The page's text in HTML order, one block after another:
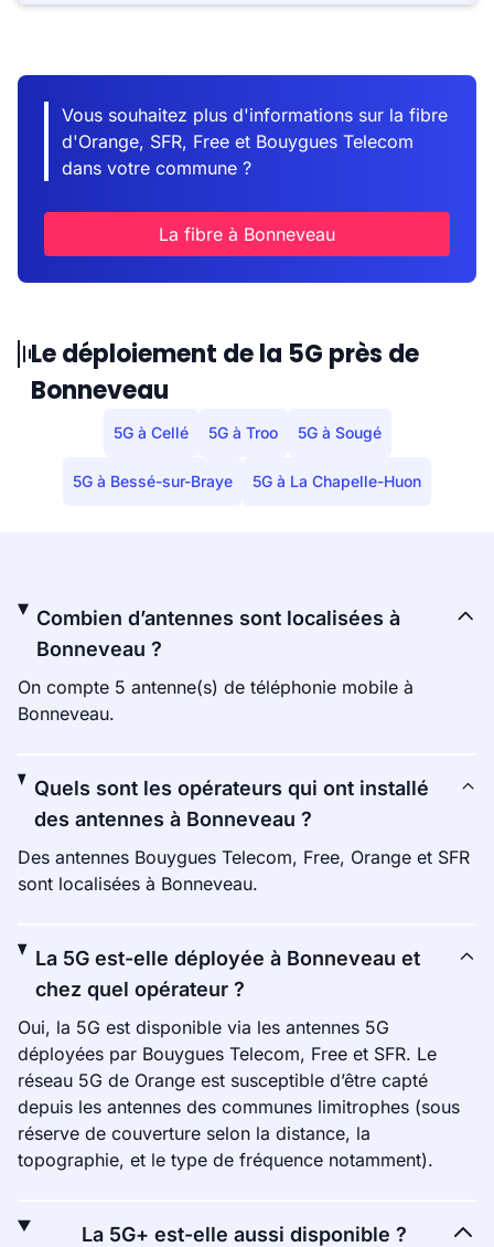
Vous souhaitez plus d'informations sur la fibre
d'Orange, SFR, Free et Bouygues Telecom
dans votre commune ?
La fibre à Bonneveau
Le déploiement de la 5G près de
Bonneveau
5G à Cellé 5G à Troo 5G à Sougé
5G à Bessé-sur-Braye 5G à La Chapelle-Huon
Combien d’antennes sont localisées à
Bonneveau ?
On compte 5 antenne(s) de téléphonie mobile à
Bonneveau.
Quels sont les opérateurs qui ont installé
des antennes à Bonneveau ?
Des antennes Bouygues Telecom, Free, Orange et SFR
sont localisées à Bonneveau.
La 5G est-elle déployée à Bonneveau et
chez quel opérateur ?
Oui, la 5G est disponible via les antennes 5G
déployées par Bouygues Telecom, Free et SFR. Le
réseau 5G de Orange est susceptible d’être capté
depuis les antennes des communes limitrophes (sous
réserve de couverture selon la distance, la
topographie, et le type de fréquence notamment).
La 5G+ est-elle aussi disponible ?